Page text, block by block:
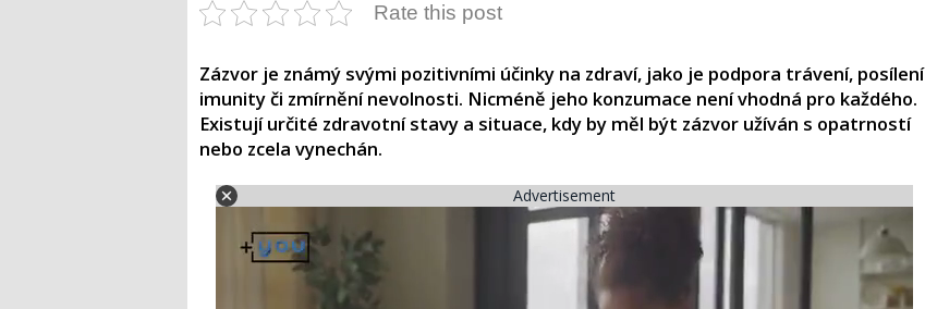
Rate this post
Zázvor je známý svými pozitivními účinky na zdraví, jako je podpora trávení, posílení
imunity či zmírnění nevolnosti. Nicméně jeho konzumace není vhodná pro každého.
Existují určité zdravotní stavy a situace, kdy by měl být zázvor užíván s opatrností
nebo zcela vynechán.
Advertisement